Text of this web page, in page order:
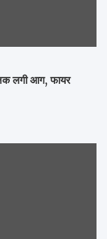
लगी आग, फायर